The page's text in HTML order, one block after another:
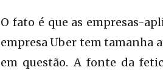
O fato é que as empresas-
empresa Uber tem tamanha
em questão. A fonte da